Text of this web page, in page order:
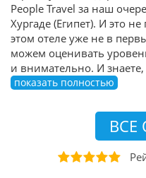
People Travel за наш
Хургаде (Египет). И это
этом отеле уже не в
можем оценивать
и внимательно. И
показать полностью
ВСЕ